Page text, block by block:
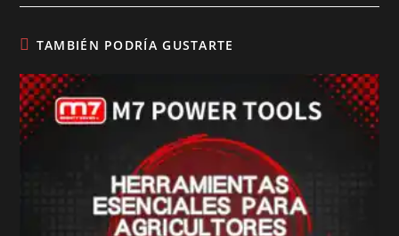
TAMBIÉN PODRÍA GUSTARTE